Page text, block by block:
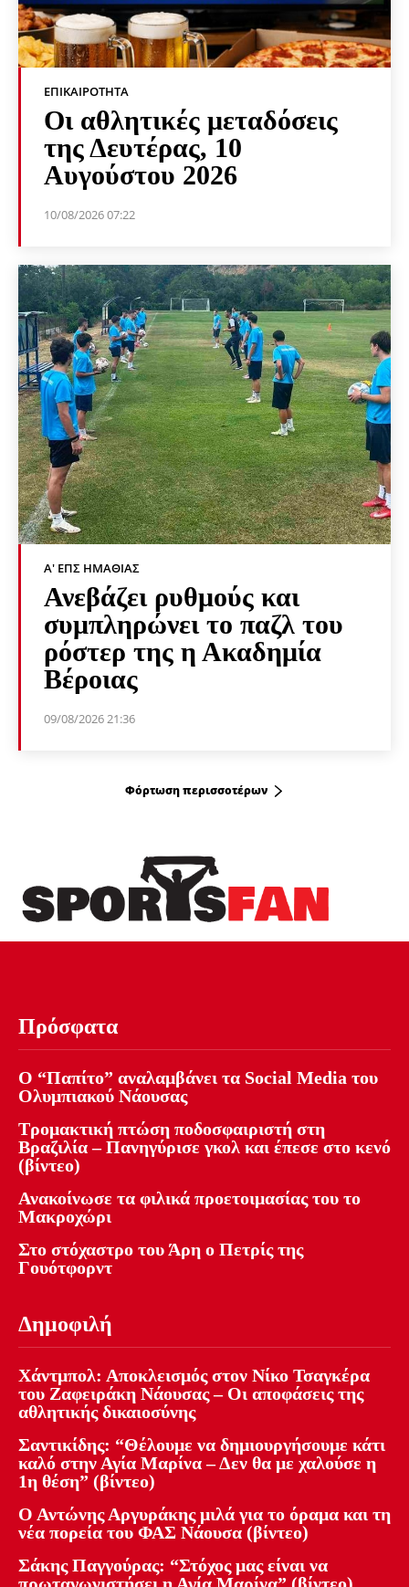
ΕΠΙΚΑΙΡΌΤΗΤΑ
Οι αθλητικές μεταδόσεις
της Δευτέρας, 10
Αυγούστου 2026
10/08/2026 07:22
Α' ΕΠΣ ΗΜΑΘΊΑΣ
Ανεβάζει ρυθμούς και
συμπληρώνει το παζλ του
ρόστερ της η Ακαδημία
Βέροιας
09/08/2026 21:36
Φόρτωση περισσοτέρων
Πρόσφατα
Ο “Παπίτο” αναλαμβάνει τα Social Media του
Ολυμπιακού Νάουσας
Τρομακτική πτώση ποδοσφαιριστή στη
Βραζιλία – Πανηγύρισε γκολ και έπεσε στο κενό
(βίντεο)
Ανακοίνωσε τα φιλικά προετοιμασίας του το
Μακροχώρι
Στο στόχαστρο του Άρη ο Πετρίς της
Γουότφορντ
Δημοφιλή
Χάντμπολ: Αποκλεισμός στον Νίκο Τσαγκέρα
του Ζαφειράκη Νάουσας – Οι αποφάσεις της
αθλητικής δικαιοσύνης
Σαντικίδης: “Θέλουμε να δημιουργήσουμε κάτι
καλό στην Αγία Μαρίνα – Δεν θα με χαλούσε η
1η θέση” (βίντεο)
Ο Αντώνης Αργυράκης μιλά για το όραμα και τη
νέα πορεία του ΦΑΣ Νάουσα (βίντεο)
Σάκης Παγγούρας: “Στόχος μας είναι να